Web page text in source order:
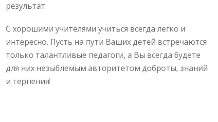
результат.
С хорошими учителями учиться всегда легко и
интересно. Пусть на пути Ваших детей встречаются
только талантливые педагоги, а Вы всегда будете
для них незыблемым авторитетом доброты, знаний
и терпения!